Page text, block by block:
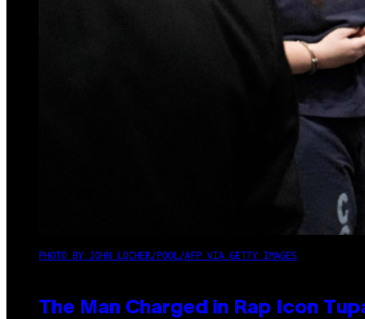
PHOTO BY JOHN LOCHER/POOL/AFP VIA GETTY IMAGES
The Man Charged in Rap Icon